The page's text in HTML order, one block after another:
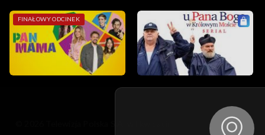
FINAŁOWY ODCINEK